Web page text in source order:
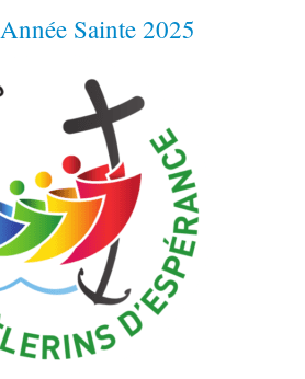
Année Sainte 2025